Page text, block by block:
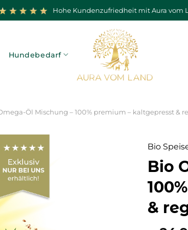
Hohe Kundenzufriedheit mit Aura vom
Hundebedarf
Öl Mischung – 100% premium – kaltgepresst &
Bio
Bio
&